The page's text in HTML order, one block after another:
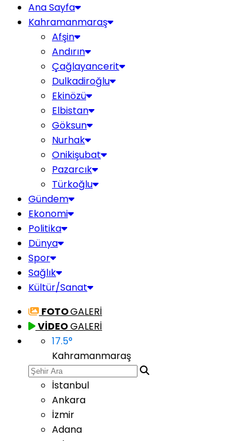
Ana Sayfa
Kahramanmaraş
Afşin
Andırın
Çağlayancerit
Dulkadiroğlu
Ekinözü
Elbistan
Göksun
Nurhak
Onikişubat
Pazarcık
Türkoğlu
Gündem
Ekonomi
Politika
Dünya
Spor
Sağlık
Kültür/Sanat
FOTOGALERİ
VİDEOGALERİ
17.5°
Kahramanmaraş
İstanbul
Ankara
İzmir
Adana